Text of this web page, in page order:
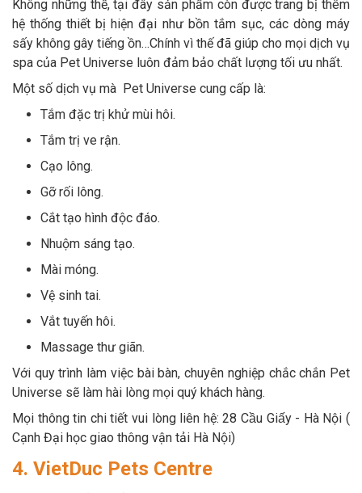
Không những thế, tại đây sản phẩm còn được trang bị thêm
hệ thống thiết bị hiện đại như bồn tắm sục, các dòng máy
sấy không gây tiếng ồn…Chính vì thế đã giúp cho mọi dịch vụ
spa của Pet Universe luôn đảm bảo chất lượng tối ưu nhất.
Một số dịch vụ mà Pet Universe cung cấp là:
Tắm đặc trị khử mùi hôi.
Tắm trị ve rận.
Cạo lông.
Gỡ rối lông.
Cắt tạo hình độc đáo.
Nhuộm sáng tạo.
Mài móng.
Vệ sinh tai.
Vắt tuyến hôi.
Massage thư giãn.
Với quy trình làm việc bài bàn, chuyên nghiệp chắc chắn Pet
Universe sẽ làm hài lòng mọi quý khách hàng.
Mọi thông tin chi tiết vui lòng liên hệ: 28 Cầu Giấy - Hà Nội (
Cạnh Đại học giao thông vận tải Hà Nội)
4. VietDuc Pets Centre